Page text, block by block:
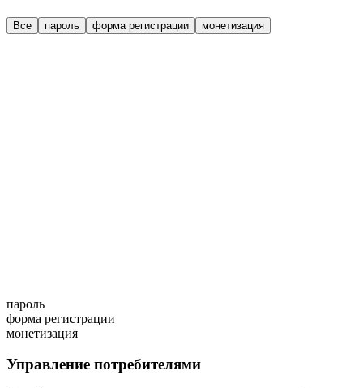
Все пароль форма регистрации монетизация
пароль
форма регистрации
монетизация
Управление потребителями